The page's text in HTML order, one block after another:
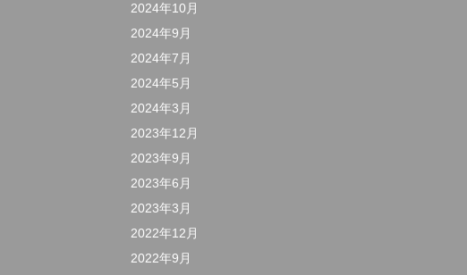
2024年10月
2024年9月
2024年7月
2024年5月
2024年3月
2023年12月
2023年9月
2023年6月
2023年3月
2022年12月
2022年9月